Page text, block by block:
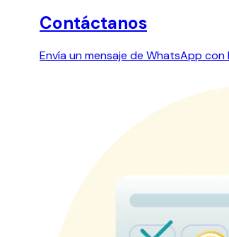
Contáctanos
Envía un mensaje de WhatsApp